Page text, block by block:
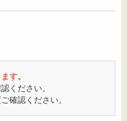
す。
ください。
確認ください。